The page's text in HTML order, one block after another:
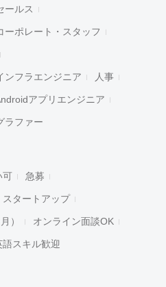
ールス
ーポレート・スタッフ
ンフラエンジニア 人事
アプリエンジニア
ラファー
可 急募
スタートアップ
） オンライン面談OK
語スキル歓迎